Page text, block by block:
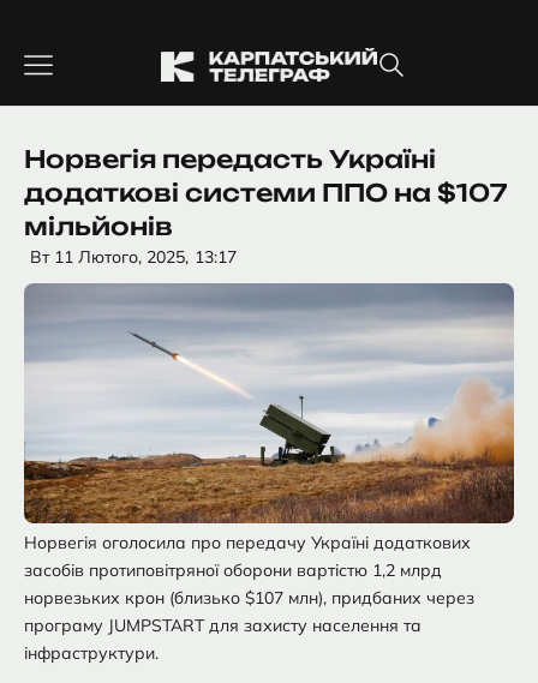
вмісту
Норвегія передасть Україні
додаткові системи ППО на $107
мільйонів
Вт 11 Лютого, 2025, 13:17
Норвегія оголосила про передачу Україні додаткових
засобів протиповітряної оборони вартістю 1,2 млрд
норвезьких крон (близько $107 млн), придбаних через
програму JUMPSTART для захисту населення та
інфраструктури.